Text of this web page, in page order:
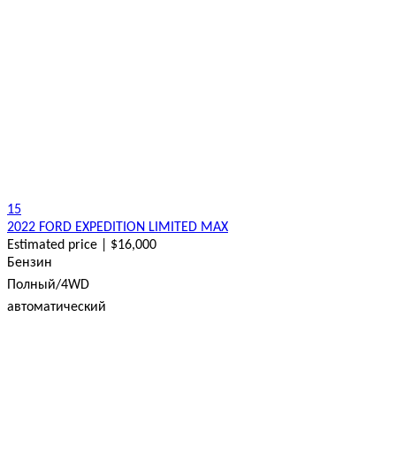
15
2022 FORD EXPEDITION LIMITED MAX
Estimated price | $16,000
Бензин
Полный/4WD
автоматический